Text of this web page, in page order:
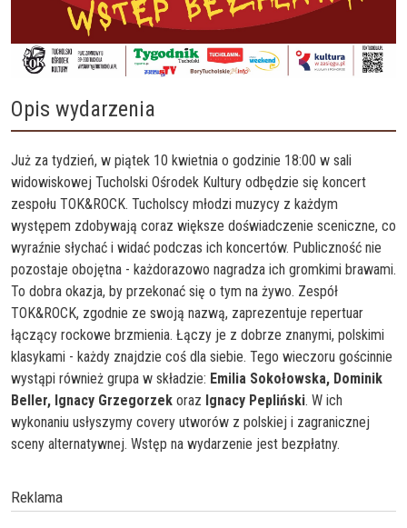
Opis wydarzenia
Już za tydzień, w piątek 10 kwietnia o godzinie 18:00 w sali
widowiskowej Tucholski Ośrodek Kultury odbędzie się koncert
zespołu TOK&ROCK. Tucholscy młodzi muzycy z każdym
występem zdobywają coraz większe doświadczenie sceniczne, co
wyraźnie słychać i widać podczas ich koncertów. Publiczność nie
pozostaje obojętna - każdorazowo nagradza ich gromkimi brawami.
To dobra okazja, by przekonać się o tym na żywo. Zespół
TOK&ROCK, zgodnie ze swoją nazwą, zaprezentuje repertuar
łączący rockowe brzmienia. Łączy je z dobrze znanymi, polskimi
klasykami - każdy znajdzie coś dla siebie. Tego wieczoru gościnnie
wystąpi również grupa w składzie: Emilia Sokołowska, Dominik
Beller, Ignacy Grzegorzek oraz Ignacy Pepliński. W ich
wykonaniu usłyszymy covery utworów z polskiej i zagranicznej
sceny alternatywnej. Wstęp na wydarzenie jest bezpłatny.
Reklama